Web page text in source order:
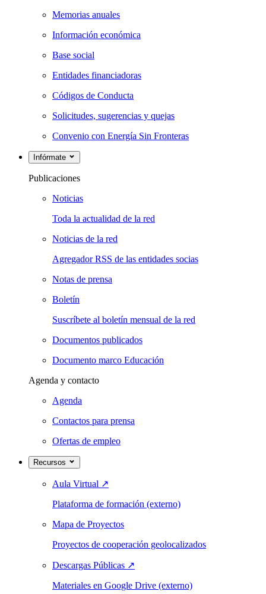
Memorias anuales
Información económica
Base social
Entidades financiadoras
Códigos de Conducta
Solicitudes, sugerencias y quejas
Convenio con Energía Sin Fronteras
Infórmate
Publicaciones
Noticias
Toda la actualidad de la red
Noticias de la red
Agregador RSS de las entidades socias
Notas de prensa
Boletín
Suscríbete al boletín mensual de la red
Documentos publicados
Documento marco Educación
Agenda y contacto
Agenda
Contactos para prensa
Ofertas de empleo
Recursos
Aula Virtual ↗
Plataforma de formación (externo)
Mapa de Proyectos
Proyectos de cooperación geolocalizados
Descargas Públicas ↗
Materiales en Google Drive (externo)